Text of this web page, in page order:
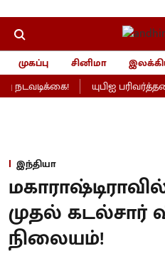
முகப்பு சினிமா
யுபிஐ
இந்தியா
முதல் கடல்சார்
நிலையம்!